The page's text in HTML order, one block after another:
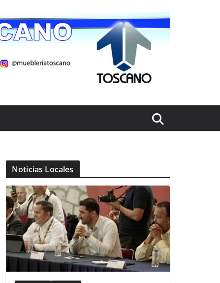
Noticias Locales